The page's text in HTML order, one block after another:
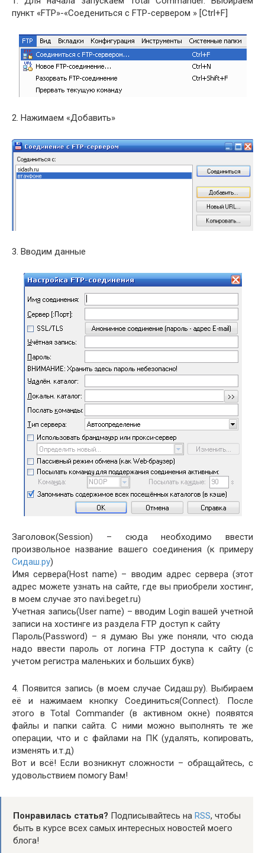
пункт «FTP»-«Соедениться с FTP-сервером » [Ctrl+F]
2. Нажимаем «Добавить»
3. Вводим данные
Заголовок(Session) – сюда необходимо ввести
произвольное название вашего соединения (к примеру
Сидаш.ру)
Имя сервера(Host name) – вводим адрес сервера (этот
адрес можете узнать на сайте, где вы приобрели хостинг,
в моем случае это navi.beget.ru)
Учетная запись(User name) – вводим Login вашей учетной
записи на хостинге из раздела FTP доступ к сайту
Пароль(Password) – я думаю Вы уже поняли, что сюда
надо ввести пароль от логина FTP доступа к сайту (с
учетом регистра маленьких и больших букв)
4. Появится запись (в моем случае Сидаш.ру). Выбираем
её и нажимаем кнопку Соединиться(Connect). После
этого в Total Commander (в активном окне) появятся
файлы и папки сайта. С ними можно выполнять те же
операции, что и с файлами на ПК (удалять, копировать,
изменять и.т.д)
Вот и всё! Если возникнут сложности – обращайтесь, с
удовольствием помогу Вам!
Понравилась статья? Подписывайтесь на RSS, чтобы
быть в курсе всех самых интересных новостей моего
блога!